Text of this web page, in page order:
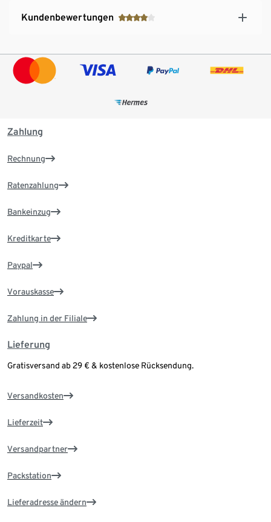
Kundenbewertungen
Zahlung
Rechnung
Ratenzahlung
Bankeinzug
Kreditkarte
Paypal
Vorauskasse
Zahlung in der Filiale
Lieferung
Gratisversand ab 29 € & kostenlose Rücksendung.
Versandkosten
Lieferzeit
Versandpartner
Packstation
Lieferadresse ändern